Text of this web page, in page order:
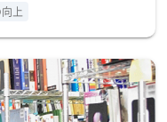
上